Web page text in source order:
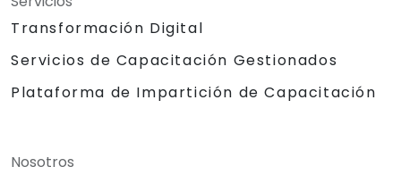
Transformación Digital
Servicios de Capacitación Gestionados
Plataforma de Impartición de Capacitación
Nosotros